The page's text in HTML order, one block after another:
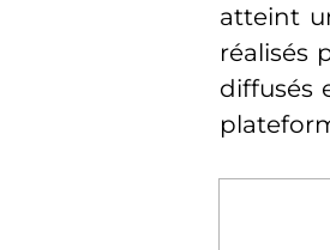
atteint
réalisés
diffusés